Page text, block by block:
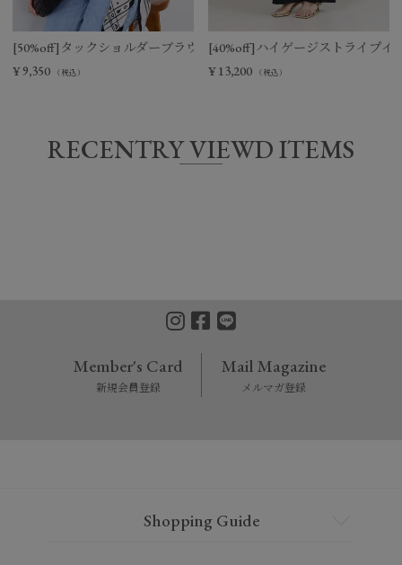
[50%off]タックショルダーブラウス
¥9,350 （税込）
[40%off]ハイゲージストライプイ
¥ 13,200 （税込）
RECENTRY VIEWD ITEMS
Member's Card
新規会員登録
Mail Magazine
メルマガ登録
Shopping Guide